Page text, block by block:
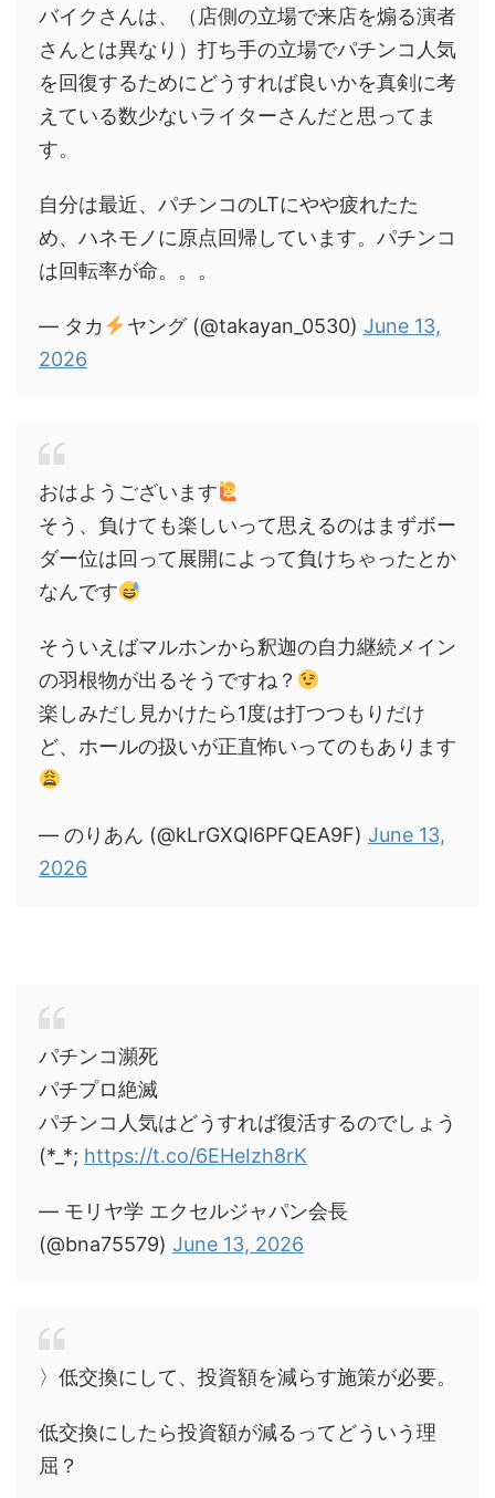
バイクさんは、（店側の立場で来店を煽る演者
さんとは異なり）打ち手の立場でパチンコ人気
を回復するためにどうすれば良いかを真剣に考
えている数少ないライターさんだと思ってま
す。
自分は最近、パチンコのLTにやや疲れたた
め、ハネモノに原点回帰しています。パチンコ
は回転率が命。。。
— タカ ヤング (@takayan_0530) June 13,
2026
おはようございます
そう、負けても楽しいって思えるのはまずボー
ダー位は回って展開によって負けちゃったとか
なんです
そういえばマルホンから釈迦の自力継続メイン
の羽根物が出るそうですね？
楽しみだし見かけたら1度は打つつもりだけ
ど、ホールの扱いが正直怖いってのもあります
— のりあん (@kLrGXQl6PFQEA9F) June 13,
2026
パチンコ瀕死
パチプロ絶滅
パチンコ人気はどうすれば復活するのでしょう
(*_*; https://t.co/6EHeIzh8rK
— モリヤ学 エクセルジャパン会長
(@bna75579) June 13, 2026
〉低交換にして、投資額を減らす施策が必要。
低交換にしたら投資額が減るってどういう理
屈？